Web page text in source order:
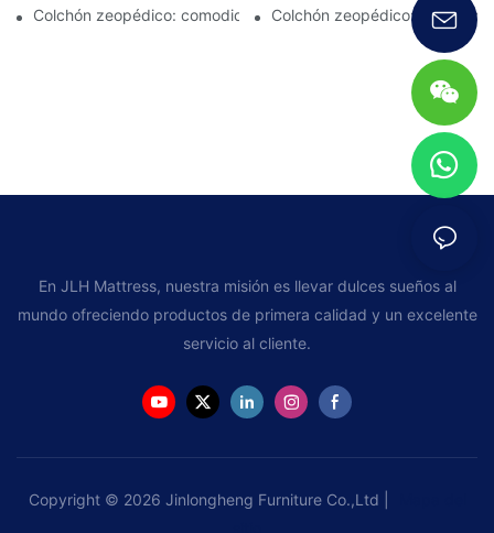
Colchón zeopédico: comodidad en la que puede confiar
Colchón zeopédico:
En JLH Mattress, nuestra misión es llevar dulces sueños al
mundo ofreciendo productos de primera calidad y un excelente
servicio al cliente.
Copyright © 2026 Jinlongheng Furniture Co.,Ltd |